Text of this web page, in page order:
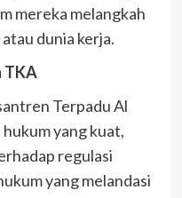
mereka melangkah
dunia kerja.
TKA
Terpadu Al
hukum yang kuat,
regulasi
yang melandasi